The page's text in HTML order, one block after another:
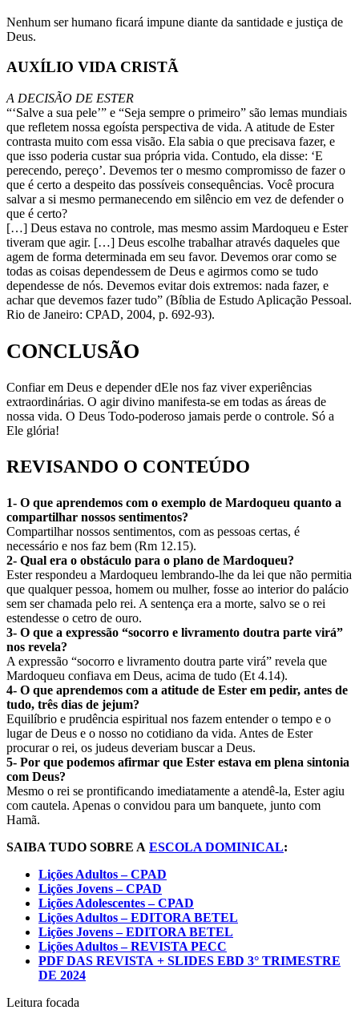
Nenhum ser humano ficará impune diante da santidade e justiça de
Deus.
AUXÍLIO VIDA CRISTÃ
A DECISÃO DE ESTER
“‘Salve a sua pele’” e “Seja sempre o primeiro” são lemas mundiais
que refletem nossa egoísta perspectiva de vida. A atitude de Ester
contrasta muito com essa visão. Ela sabia o que precisava fazer, e
que isso poderia custar sua própria vida. Contudo, ela disse: ‘E
perecendo, pereço’. Devemos ter o mesmo compromisso de fazer o
que é certo a despeito das possíveis consequências. Você procura
salvar a si mesmo permanecendo em silêncio em vez de defender o
que é certo?
[…] Deus estava no controle, mas mesmo assim Mardoqueu e Ester
tiveram que agir. […] Deus escolhe trabalhar através daqueles que
agem de forma determinada em seu favor. Devemos orar como se
todas as coisas dependessem de Deus e agirmos como se tudo
dependesse de nós. Devemos evitar dois extremos: nada fazer, e
achar que devemos fazer tudo” (Bíblia de Estudo Aplicação Pessoal.
Rio de Janeiro: CPAD, 2004, p. 692-93).
CONCLUSÃO
Confiar em Deus e depender dEle nos faz viver experiências
extraordinárias. O agir divino manifesta-se em todas as áreas de
nossa vida. O Deus Todo-poderoso jamais perde o controle. Só a
Ele glória!
REVISANDO O CONTEÚDO
1- O que aprendemos com o exemplo de Mardoqueu quanto a
compartilhar nossos sentimentos?
Compartilhar nossos sentimentos, com as pessoas certas, é
necessário e nos faz bem (Rm 12.15).
2- Qual era o obstáculo para o plano de Mardoqueu?
Ester respondeu a Mardoqueu lembrando-lhe da lei que não permitia
que qualquer pessoa, homem ou mulher, fosse ao interior do palácio
sem ser chamada pelo rei. A sentença era a morte, salvo se o rei
estendesse o cetro de ouro.
3- O que a expressão “socorro e livramento doutra parte virá”
nos revela?
A expressão “socorro e livramento doutra parte virá” revela que
Mardoqueu confiava em Deus, acima de tudo (Et 4.14).
4- O que aprendemos com a atitude de Ester em pedir, antes de
tudo, três dias de jejum?
Equilíbrio e prudência espiritual nos fazem entender o tempo e o
lugar de Deus e o nosso no cotidiano da vida. Antes de Ester
procurar o rei, os judeus deveriam buscar a Deus.
5- Por que podemos afirmar que Ester estava em plena sintonia
com Deus?
Mesmo o rei se prontificando imediatamente a atendê-la, Ester agiu
com cautela. Apenas o convidou para um banquete, junto com
Hamã.
SAIBA TUDO SOBRE A ESCOLA DOMINICAL:
Lições Adultos – CPAD
Lições Jovens – CPAD
Lições Adolescentes – CPAD
Lições Adultos – EDITORA BETEL
Lições Jovens – EDITORA BETEL
Lições Adultos – REVISTA PECC
PDF DAS REVISTA + SLIDES EBD 3° TRIMESTRE
DE 2024
Leitura focada